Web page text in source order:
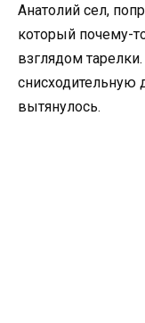
Анатолий сел,
который почему-
взглядом
снисходительную
вытянулось.